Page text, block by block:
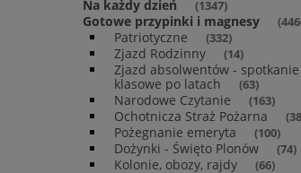
Na każdy dzień (1347)
Gotowe przypinki i magnesy
Patriotyczne (332)
Zjazd Rodzinny (14)
Zjazd absolwentów - spotkanie
klasowe po latach
(63)
Narodowe Czytanie (163)
Ochotnicza Straż Pożarna
Pożegnanie emeryta (100)
Dożynki - Święto Plonów (74)
Kolonie, obozy, rajdy (66)